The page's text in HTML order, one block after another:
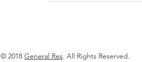
© 2018 General Res. All Rights Reserved.